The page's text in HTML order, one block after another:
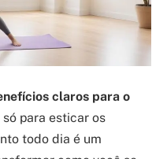
claros para o
só para esticar os
todo dia é um